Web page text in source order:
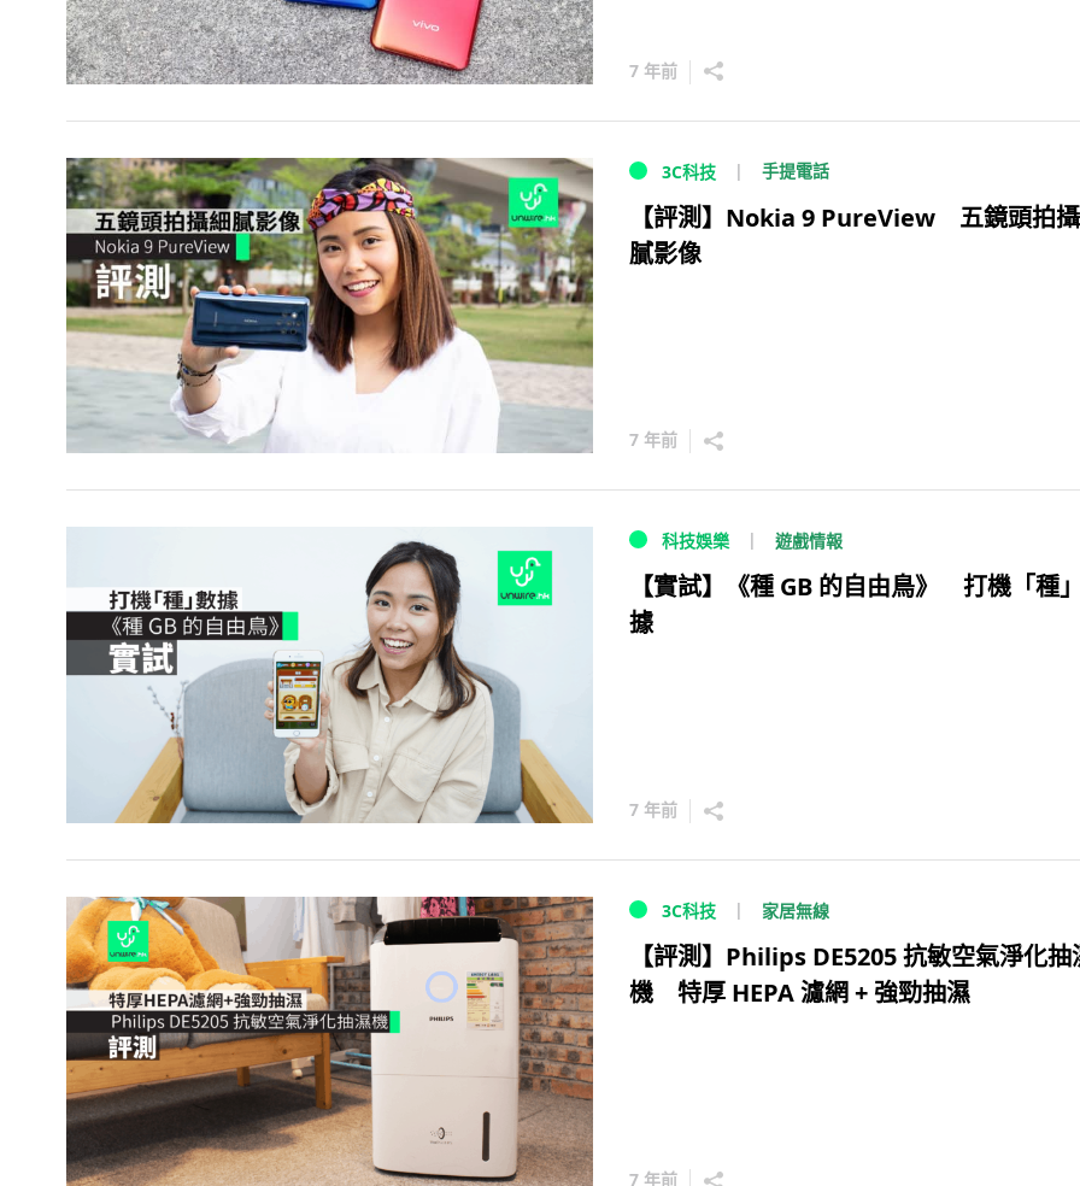
7 年前
3C科技 手提電話
【評測】Nokia 9 PureView 五鏡頭拍
膩影像
7 年前
科技娛樂 遊戲情報
【實試】《種 GB 的自由鳥》 打機「種
據
7 年前
3C科技 家居無線
【評測】Philips DE5205 抗敏空氣淨化抽
機 特厚 HEPA 濾網 + 強勁抽濕
7 年前